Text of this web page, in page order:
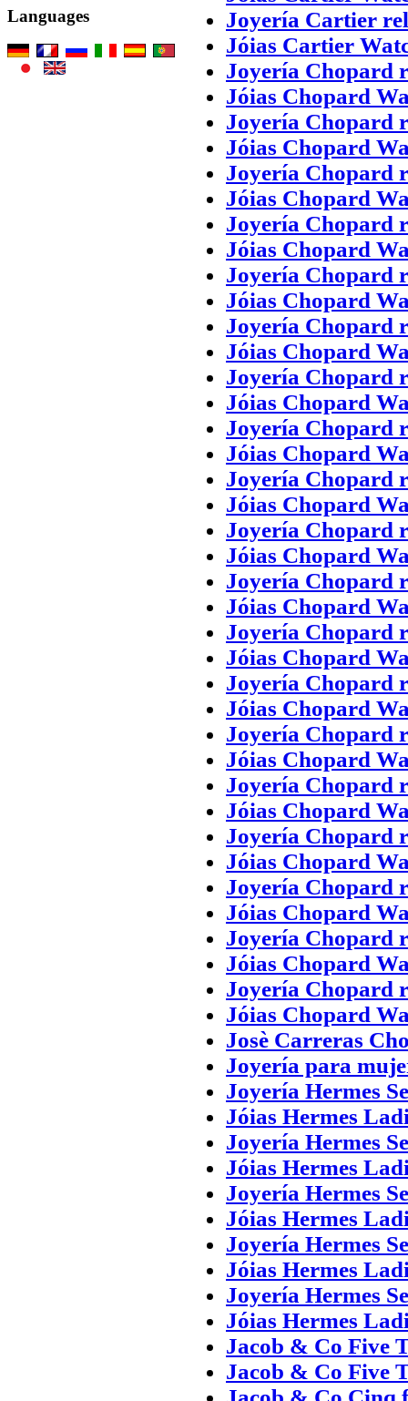
Languages
Joyería Cartier
Jóias Cartier
Joyería Chopard
Jóias Chopard
Joyería Chopard
Jóias Chopard
Joyería Chopard
Jóias Chopard
Joyería Chopard
Jóias Chopard
Joyería Chopard
Jóias Chopard
Joyería Chopard
Jóias Chopard
Joyería Chopard
Jóias Chopard
Joyería Chopard
Jóias Chopard
Joyería Chopard
Jóias Chopard
Joyería Chopard
Jóias Chopard
Joyería Chopard
Jóias Chopard
Joyería Chopard
Jóias Chopard
Joyería Chopard
Jóias Chopard
Joyería Chopard
Jóias Chopard
Joyería Chopard
Jóias Chopard
Joyería Chopard
Jóias Chopard
Joyería Chopard
Jóias Chopard
Joyería Chopard
Jóias Chopard
Joyería Chopard
Jóias Chopard
Josè Carreras
Joyería para
Joyería Hermes
Jóias Hermes
Joyería Hermes
Jóias Hermes
Joyería Hermes
Jóias Hermes
Joyería Hermes
Jóias Hermes
Joyería Hermes
Jóias Hermes
Jacob & Co Five
Jacob & Co Five